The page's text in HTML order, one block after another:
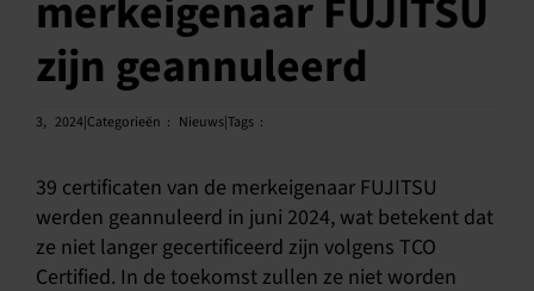
merkeigenaar FUJITSU
zijn geannuleerd
3, 2024|Categorieën : Nieuws|Tags :
39 certificaten van de merkeigenaar FUJITSU
werden geannuleerd in juni 2024, wat betekent dat
ze niet langer gecertificeerd zijn volgens TCO
Certified. In de toekomst zullen ze niet worden